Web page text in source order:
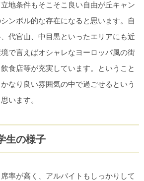
地条件もそこそこ良い自由が丘キャン
ンボル的な存在になると思います。自
代官山、中目黒といったエリアにも近
で言えばオシャレなヨーロッパ風の街
食店等が充実しています。ということ
なり良い雰囲気の中で過ごせるという
います。
生の様子
率が高く、アルバイトもしっかりして